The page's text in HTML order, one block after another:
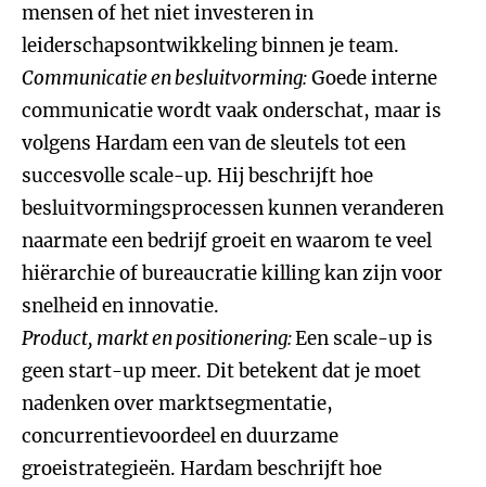
mensen of het niet investeren in
leiderschapsontwikkeling binnen je team.
Communicatie en besluitvorming:Goede interne
communicatie wordt vaak onderschat, maar is
volgens Hardam een van de sleutels tot een
succesvolle scale-up. Hij beschrijft hoe
besluitvormingsprocessen kunnen veranderen
naarmate een bedrijf groeit en waarom te veel
hiërarchie of bureaucratie killing kan zijn voor
snelheid en innovatie.
Product, markt en positionering:Een scale-up is
geen start-up meer. Dit betekent dat je moet
nadenken over marktsegmentatie,
concurrentievoordeel en duurzame
groeistrategieën. Hardam beschrijft hoe